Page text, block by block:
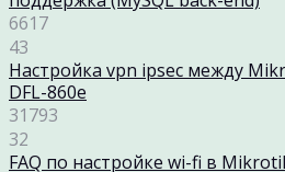
6617
43
Настройка vpn ipsec между
DFL-860e
31793
32
FAQ по настройке wi-fi в